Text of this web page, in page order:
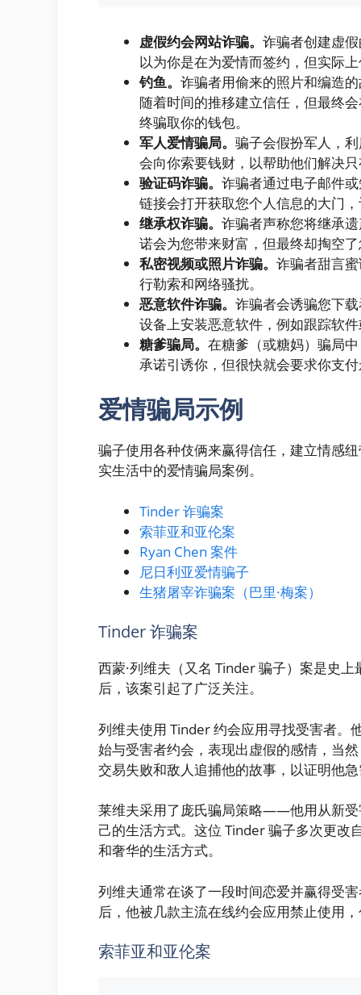
虚假约会网站诈骗。 诈骗者创建虚
以为你是在为爱情而签约，但实际
钓鱼。 诈骗者用偷来的照片和编造
随着时间的推移建立信任，但最终
终骗取你的钱包。
军人爱情骗局。 骗子会假扮军人，
会向你索要钱财，以帮助他们解决
验证码诈骗。 诈骗者通过电子邮件
链接会打开获取您个人信息的大门
继承权诈骗。 诈骗者声称您将继承
诺会为您带来财富，但最终却掏空
私密视频或照片诈骗。 诈骗者甜言
行勒索和网络骚扰。
恶意软件诈骗。 诈骗者会诱骗您下
设备上安装恶意软件，例如跟踪软
糖爹骗局。 在糖爹（或糖妈）骗局
承诺引诱你，但很快就会要求你支
爱情骗局示例
骗子使用各种伎俩来赢得信任，建立情感
实生活中的爱情骗局案例。
Tinder 诈骗案
索菲亚和亚伦案
Ryan Chen 案件
尼日利亚爱情骗子
生猪屠宰诈骗案（巴里·梅案）
Tinder 诈骗案
西蒙·列维夫（又名 Tinder 骗子）案是史
后，该案引起了广泛关注。
列维夫使用 Tinder 约会应用寻找受害者
始与受害者约会，表现出虚假的感情，当
交易失败和敌人追捕他的故事，以证明他
莱维夫采用了庞氏骗局策略——他用从新
己的生活方式。这位 Tinder 骗子多次更改
和奢华的生活方式。
列维夫通常在谈了一段时间恋爱并赢得受
后，他被几款主流在线约会应用禁止使用
索菲亚和亚伦案